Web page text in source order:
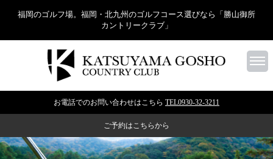
福岡のゴルフ場。福岡・北九州のゴルフコース選びなら「勝山御所
カントリークラブ」
お電話でのお問い合わせはこちら TEL0930-32-3211
ご予約はこちらから